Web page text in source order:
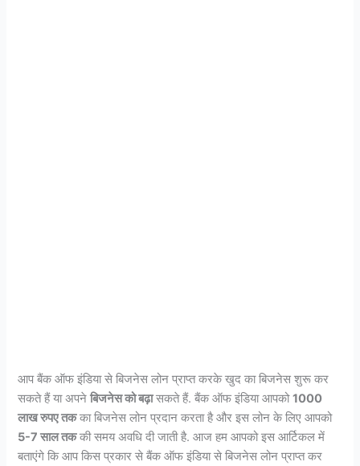
आप बैंक ऑफ इंडिया से बिजनेस लोन प्राप्त करके खुद का बिजनेस शुरू कर
सकते हैं या अपनेबिजनेस को बढ़ासकते हैं. बैंक ऑफ इंडिया आपको1000
लाख रुपए तकका बिजनेस लोन प्रदान करता है और इस लोन के लिए आपको
5-7 साल तककी समय अवधि दी जाती है. आज हम आपको इस आर्टिकल में
बताएंगे कि आप किस प्रकार से बैंक ऑफ इंडिया से बिजनेस लोन प्राप्त कर